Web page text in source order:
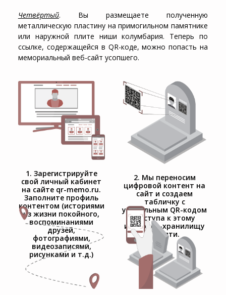
Четвёртый. Вы размещаете полученную
металлическую пластину на примогильном памятнике
или наружной плите ниши колумбария. Теперь по
ссылке, содержащейся в QR-коде, можно попасть на
мемориальный веб-сайт усопшего.
1. Зарегистрируйте
свой личный кабинет
на сайте qr-memo.ru.
Заполните профиль
контентом (историями
из жизни покойного,
воспоминаниями
друзей,
фотографиями,
видеозаписями,
рисунками и т.д.)
2. Мы переносим
цифровой контент на
сайт и создаем
табличку с
уникальным QR-кодом
доступа к этому
интернет-хранилищу
памяти.